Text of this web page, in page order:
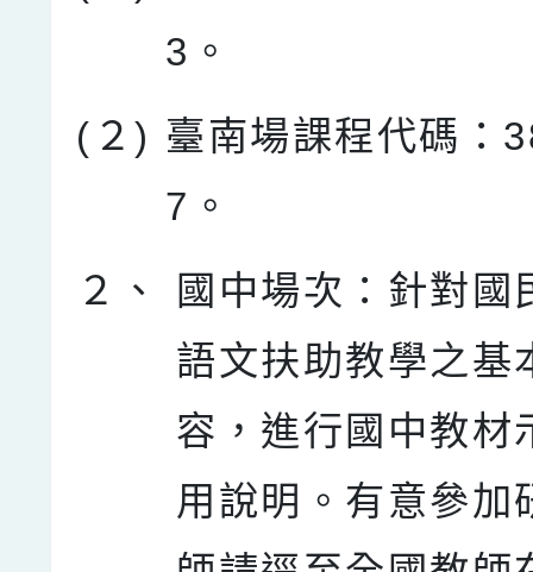
3。
(２) 臺南場課程代碼：
7。
２、
國中場次：針對國
語文扶助教學之基
容，進行國中教材
用說明。有意參加